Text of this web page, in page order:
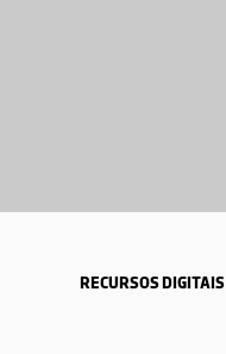
RECURSOS DIGITAIS